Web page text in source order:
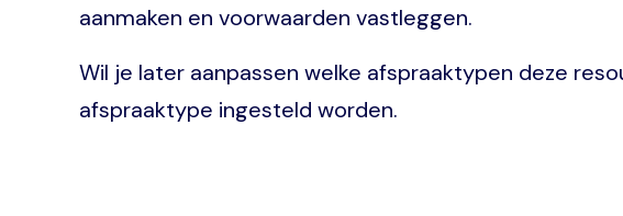
aanmaken en voorwaarden vastleggen.
Wil je later aanpassen welke afspraaktypen deze
afspraaktype ingesteld worden.